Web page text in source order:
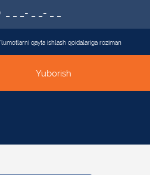
qayta ishlash qoidalariga roziman
Yuborish